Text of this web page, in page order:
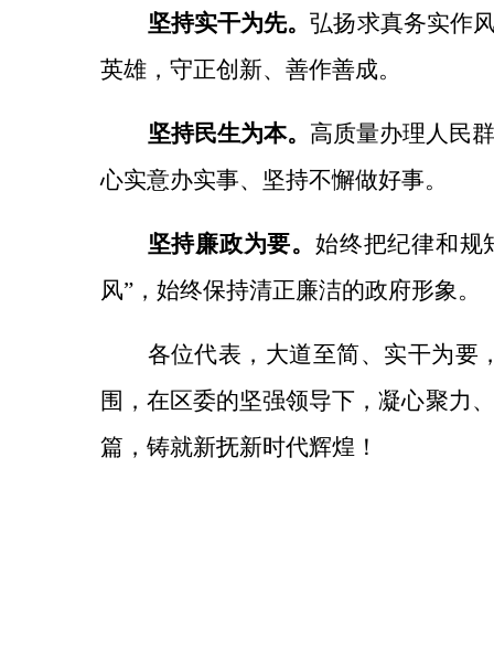
坚持实干为先。弘扬求真务实作
英雄，守正创新、善作善成。
坚持民生为本。 高质量办理人民
心实意办实事、坚持不懈做好事。
坚持廉政为要。 始终把纪律和规
风”，始终保持清正廉洁的政府形象。
各位代表，大道至简、实干为要
围，在区委的坚强领导下，凝心聚力
篇，铸就新抚新时代辉煌！